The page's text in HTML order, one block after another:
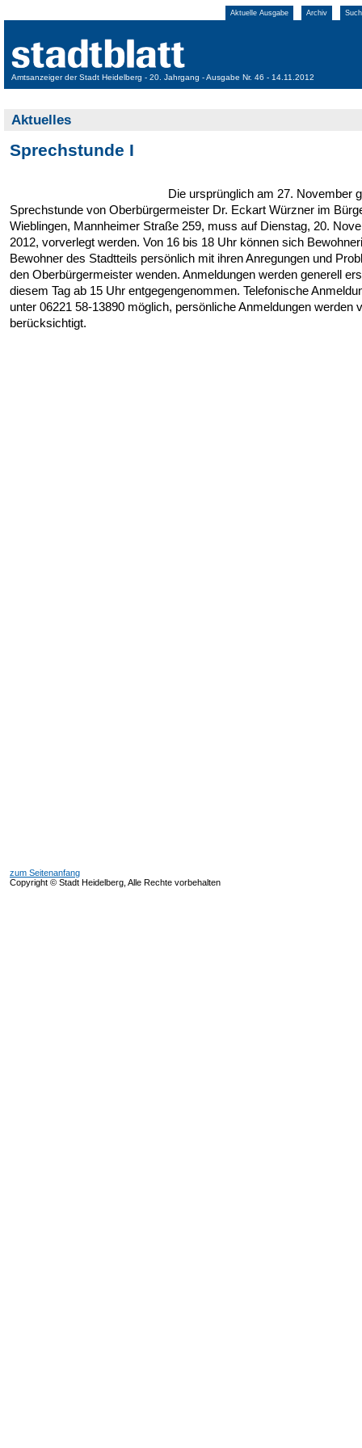
Aktuelle Ausgabe Archiv
Amtsanzeiger der Stadt Heidelberg - 20. Jahrgang - Ausgabe Nr. 46 - 14.11.2012
Aktuelles
Sprechstunde I
Die ursprünglich am 27. November
Sprechstunde von Oberbürgermeister Dr. Eckart Würzner im
Wieblingen, Mannheimer Straße 259, muss auf Dienstag, 20.
2012, vorverlegt werden. Von 16 bis 18 Uhr können sich
Bewohner des Stadtteils persönlich mit ihren Anregungen und
den Oberbürgermeister wenden. Anmeldungen werden generell
diesem Tag ab 15 Uhr entgegengenommen. Telefonische
unter 06221 58-13890 möglich, persönliche Anmeldungen werden
berücksichtigt.
zum Seitenanfang
Copyright © Stadt Heidelberg, Alle Rechte vorbehalten